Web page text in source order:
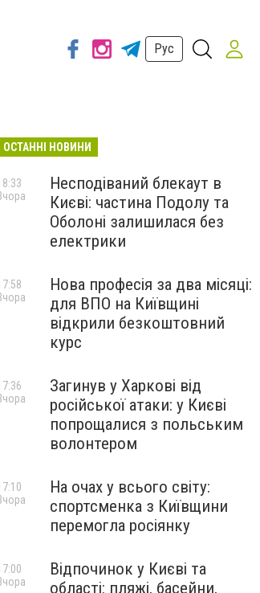
Рус
ОСТАННІ НОВИНИ
Несподіваний блекаут в
Києві: частина Подолу та
Оболоні залишилася без
електрики
Нова професія за два місяці:
для ВПО на Київщині
відкрили безкоштовний
курс
Загинув у Харкові від
російської атаки: у Києві
попрощалися з польським
волонтером
На очах у всього світу:
спортсменка з Київщини
перемогла росіянку
Відпочинок у Києві та
області: пляжі, басейни,